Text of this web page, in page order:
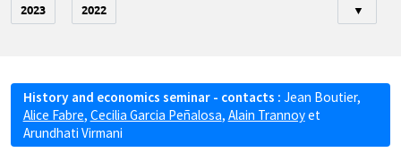
2023 2022 ▼
History and economics seminar - contacts : Jean Boutier,
Alice Fabre, Cecilia Garcia Peñalosa, Alain Trannoyet
Arundhati Virmani